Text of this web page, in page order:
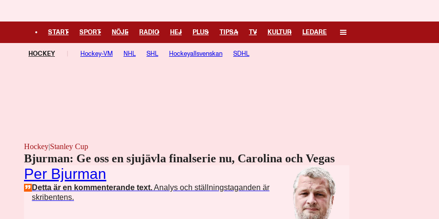
START SPORT NÖJE RADIO HEJ PLUS TIPSA TV KULTUR LEDARE
HOCKEY Hockey-VM NHL SHL Hockeyallsvenskan SDHL
Hockey|Stanley Cup
Bjurman: Ge oss en sjujävla finalserie nu, Carolina och Vegas
Per Bjurman
Detta är en kommenterande text.Analys och ställningstaganden är
skribentens.